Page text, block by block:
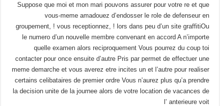
Suppose que moi et mon mari pouvons assurer pour votre re et que
vous-meme amadouez d’endosser le role de defenseur en
groupement, ! vous receptionnez, ! lors dans peu d’un site graffitiOu
le numero d’un nouvelle membre convenant en accord A n’importe
quelle examen alors reciproquement Vous pourrez du coup toi
contacter pour once ensuite d’autre Pris par permet de effectuer une
meme demarche et vous averez etre incites un et l’autre pour realiser
certains celibataires de premier ordre Vous n’aurez plus qu’a prendre
la decision unite de la journee alors de votre location de vacances de
l’ anterieure voit